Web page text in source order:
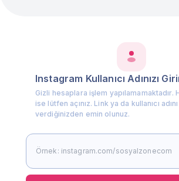
Instagram Kullanıcı Adınızı
Gizli hesaplara işlem yapılamamaktadır.
ise lütfen açınız. Link ya da kullanıcı
verdiğinizden emin olunuz.